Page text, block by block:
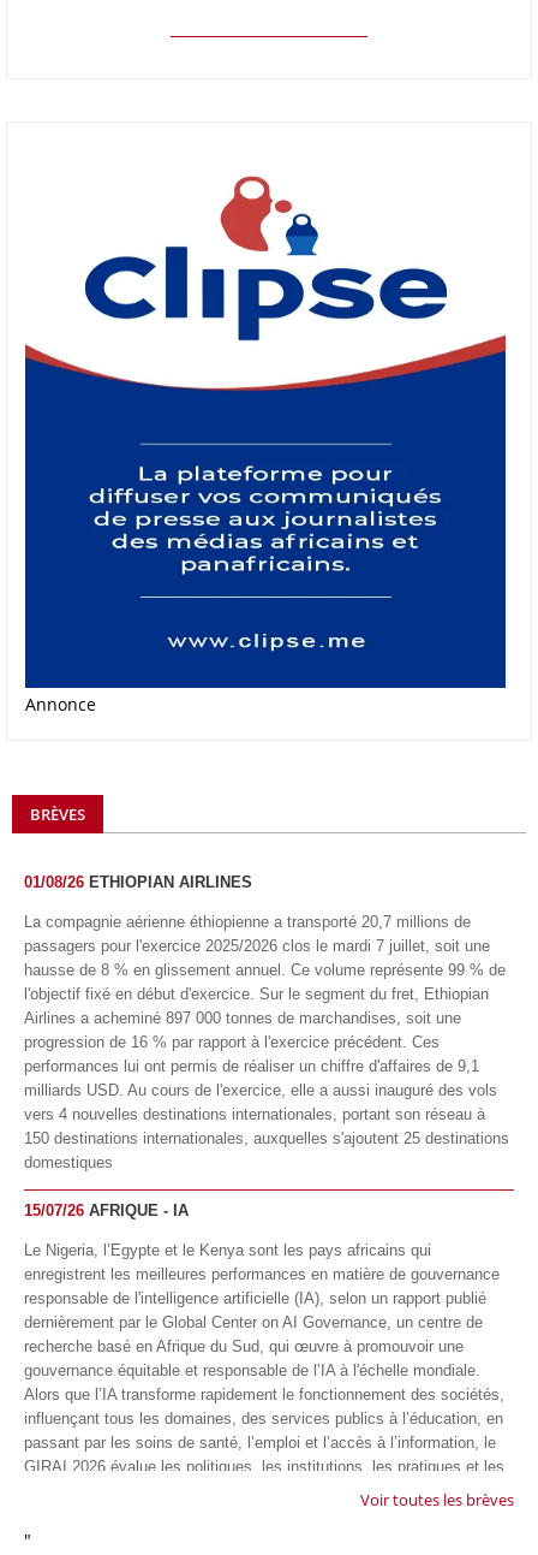
Annonce
BRÈVES
01/08/26 ETHIOPIAN AIRLINES
La compagnie aérienne éthiopienne a transporté 20,7 millions de
passagers pour l'exercice 2025/2026 clos le mardi 7 juillet, soit une
hausse de 8 % en glissement annuel. Ce volume représente 99 % de
l'objectif fixé en début d'exercice. Sur le segment du fret, Ethiopian
Airlines a acheminé 897 000 tonnes de marchandises, soit une
progression de 16 % par rapport à l'exercice précédent. Ces
performances lui ont permis de réaliser un chiffre d'affaires de 9,1
milliards USD. Au cours de l'exercice, elle a aussi inauguré des vols
vers 4 nouvelles destinations internationales, portant son réseau à
150 destinations internationales, auxquelles s'ajoutent 25 destinations
domestiques
15/07/26 AFRIQUE - IA
Le Nigeria, l’Egypte et le Kenya sont les pays africains qui
enregistrent les meilleures performances en matière de gouvernance
responsable de l'intelligence artificielle (IA), selon un rapport publié
dernièrement par le Global Center on AI Governance, un centre de
recherche basé en Afrique du Sud, qui œuvre à promouvoir une
gouvernance équitable et responsable de l’IA à l'échelle mondiale.
Alors que l’IA transforme rapidement le fonctionnement des sociétés,
influençant tous les domaines, des services publics à l’éducation, en
passant par les soins de santé, l’emploi et l’accès à l’information, le
GIRAI 2026 évalue les politiques, les institutions, les pratiques et les
conditions générales de gouvernance qui favorisent un déploiement
technologie.
Voir toutes les brèves
"